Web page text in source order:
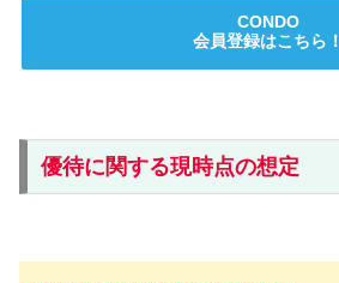
CONDO
会員登録はこちら！
優待に関する現時点の想定